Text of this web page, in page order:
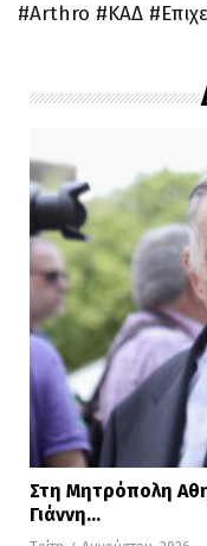
#Arthro #KAΔ
Στη Μητρόπολη
Γιάννη…